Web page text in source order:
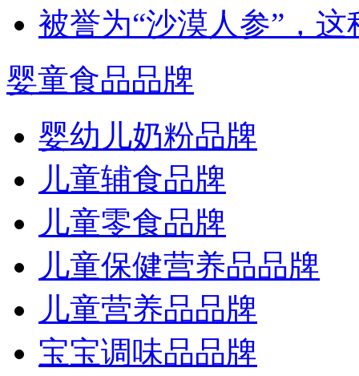
被誉为“沙漠人参”，
婴童食品品牌
婴幼儿奶粉品牌
儿童辅食品牌
儿童零食品牌
儿童保健营养品品牌
儿童营养品品牌
宝宝调味品品牌